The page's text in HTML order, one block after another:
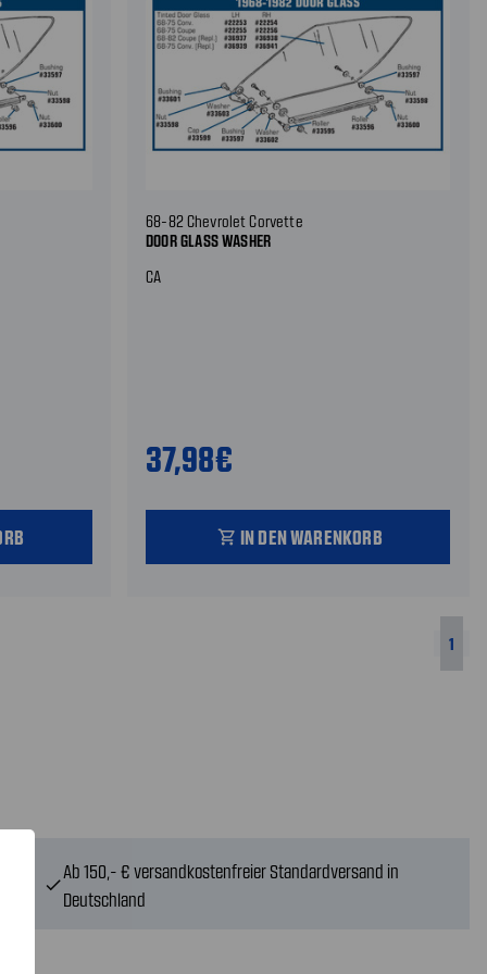
68-82 Chevrolet Corvette
DOOR GLASS WASHER
CA
37,98€
shopping_cart IN DEN WARENKORB
1
check
Ab 150,- € versandkostenfreier Standardversand in
Deutschland